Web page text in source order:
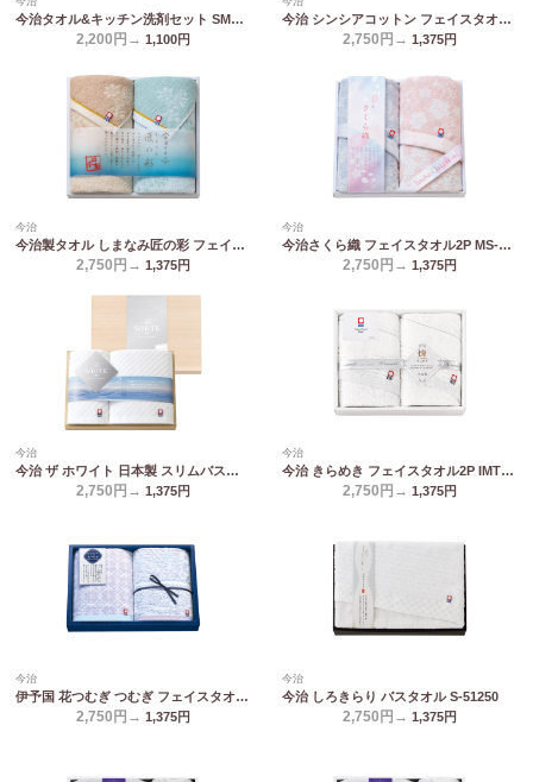
今治タオル&キッチン洗剤セット SMA20
2,200円→ 1,100円
今治 シンシアコットン フェイスタオル2P&ウォッシュタオル S-12250
2,750円→ 1,375円
今治
今治製タオル しまなみ匠の彩 フェイスタオル2P IMM-029
2,750円→ 1,375円
今治
今治さくら織 フェイスタオル2P MS-251
2,750円→ 1,375円
今治
今治 ザ ホワイト 日本製 スリムバスタオル&フェイスタオル(木箱入) 65525
2,750円→ 1,375円
今治
今治 きらめき フェイスタオル2P IMT8250
2,750円→ 1,375円
今治
伊予国 花つむぎ つむぎ フェイスタオル2P IH2531
2,750円→ 1,375円
今治
今治 しろきらり バスタオル S-51250
2,750円→ 1,375円